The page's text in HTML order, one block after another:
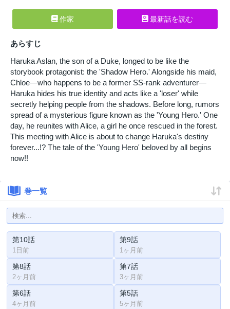
作家 最新話を読む
あらすじ
Haruka Aslan, the son of a Duke, longed to be like the
storybook protagonist: the 'Shadow Hero.' Alongside his maid,
Chloe—who happens to be a former SS-rank adventurer—
Haruka hides his true identity and acts like a 'loser' while
secretly helping people from the shadows. Before long, rumors
spread of a mysterious figure known as the 'Young Hero.' One
day, he reunites with Alice, a girl he once rescued in the forest.
This meeting with Alice is about to change Haruka's destiny
forever...!? The tale of the 'Young Hero' beloved by all begins
now!!
巻一覧
第10話
1日前
第9話
1ヶ月前
第8話
2ヶ月前
第7話
3ヶ月前
第6話
4ヶ月前
第5話
5ヶ月前